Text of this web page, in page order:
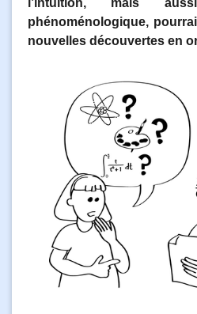
phénoménologique,
nouvelles découvertes en